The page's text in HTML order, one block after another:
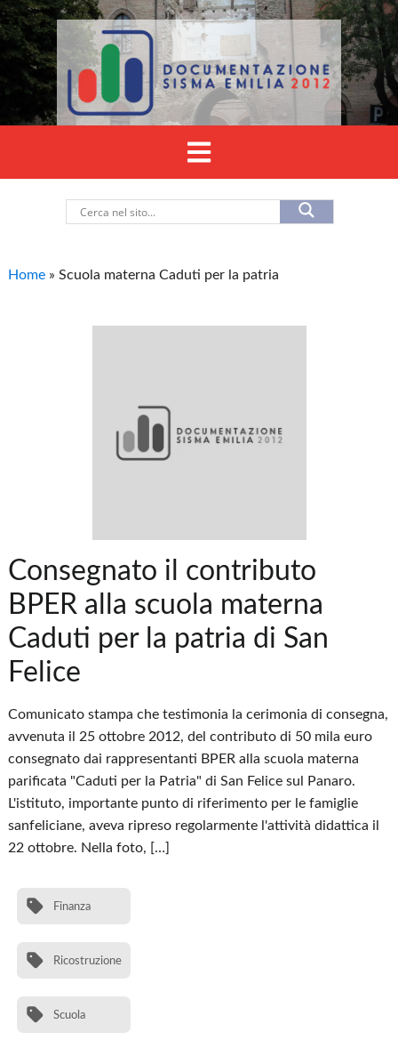
Home »Scuola materna Caduti per la patria
Consegnato il contributo
BPER alla scuola materna
Caduti per la patria di San
Felice
Comunicato stampa che testimonia la cerimonia di consegna,
avvenuta il 25 ottobre 2012, del contributo di 50 mila euro
consegnato dai rappresentanti BPER alla scuola materna
parificata "Caduti per la Patria" di San Felice sul Panaro.
L'istituto, importante punto di riferimento per le famiglie
sanfeliciane, aveva ripreso regolarmente l'attività didattica il
22 ottobre. Nella foto, […]
Finanza
Ricostruzione
Scuola